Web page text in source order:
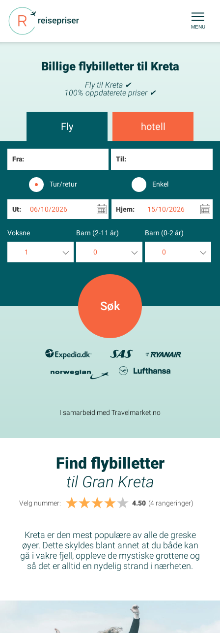
MENU
Billige flybilletter til Kreta
Fly til Kreta ✔
100% oppdaterete priser ✔
Fly hotell
Fra: Til:
Tur/retur Enkel
Ut: 06/10/2026 Hjem: 15/10/2026
Voksne
1
Barn (2-11 år)
0
5
Barn (0-2 år)
0
I samarbeid med Travelmarket.no
Find flybilletter
til Gran Kreta
Velg nummer: 4.50 (4 rangeringer)
Kreta er den mest populære av alle de greske
øyer. Dette skyldes blant annet at du både kan
gå i vakre fjell, oppleve de mystiske grottene og
så det er alltid en nydelig strand i nærheten.